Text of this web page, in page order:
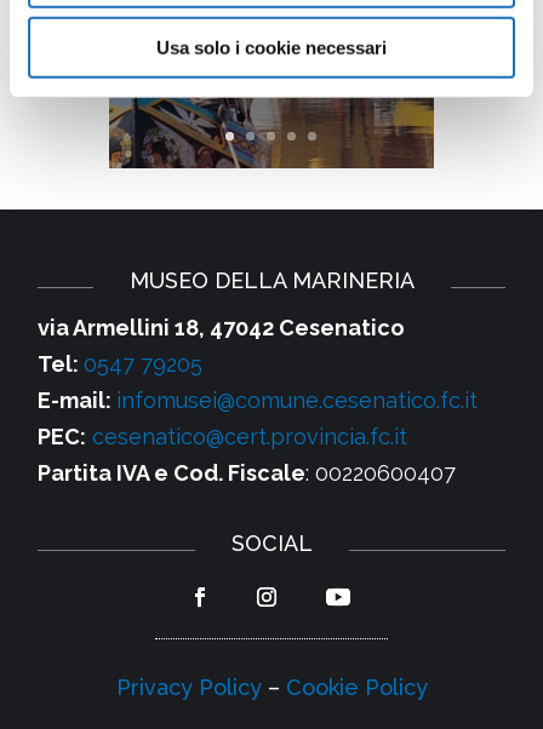
Usa solo i cookie necessari
MUSEO DELLA MARINERIA
via Armellini 18, 47042 Cesenatico
Tel:0547 79205
E-mail: infomusei@comune.cesenatico.fc.it
PEC: cesenatico@cert.provincia.fc.it
Partita IVA e Cod. Fiscale: 00220600407
SOCIAL
Privacy Policy– Cookie Policy